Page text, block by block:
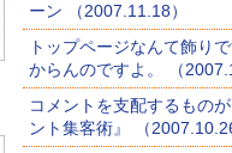
ーン （2007.11.18）
トップページなんて飾り
からんのですよ。 （
コメントを支配するもの
ント集客術』 （